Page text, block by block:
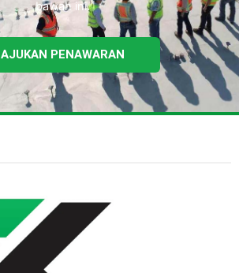
bawah ini.
AJUKAN PENAWARAN